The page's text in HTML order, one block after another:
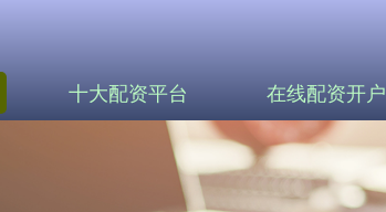
十大配资平台 在线配资开户